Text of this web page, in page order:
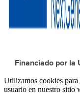
Financiado por la
Utilizamos cookies para
usuario en nuestro sitio